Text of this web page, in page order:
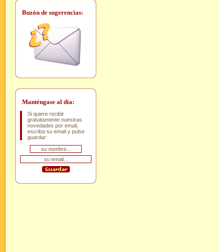
Buzón de sugerencias:
Manténgase al día:
Si quiere recibir
gratuitamente nuestras
novedades por email,
escriba su email y pulse
guardar: